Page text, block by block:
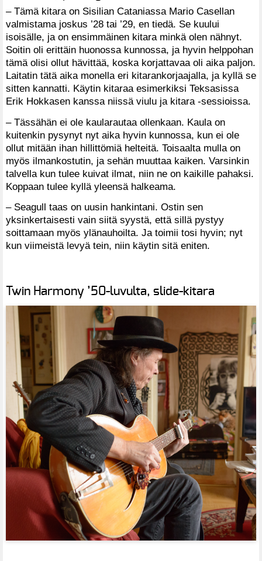
– Tämä kitara on Sisilian Cataniassa Mario Casellan
valmistama joskus ’28 tai ’29, en tiedä. Se kuului
isoisälle, ja on ensimmäinen kitara minkä olen nähnyt.
Soitin oli erittäin huonossa kunnossa, ja hyvin helppohan
tämä olisi ollut hävittää, koska korjattavaa oli aika paljon.
Laitatin tätä aika monella eri kitarankorjaajalla, ja kyllä se
sitten kannatti. Käytin kitaraa esimerkiksi Teksasissa
Erik Hokkasen kanssa niissä viulu ja kitara -sessioissa.
– Tässähän ei ole kaularautaa ollenkaan. Kaula on
kuitenkin pysynyt nyt aika hyvin kunnossa, kun ei ole
ollut mitään ihan hillittömiä helteitä. Toisaalta mulla on
myös ilmankostutin, ja sehän muuttaa kaiken. Varsinkin
talvella kun tulee kuivat ilmat, niin ne on kaikille pahaksi.
Koppaan tulee kyllä yleensä halkeama.
– Seagull taas on uusin hankintani. Ostin sen
yksinkertaisesti vain siitä syystä, että sillä pystyy
soittamaan myös ylänauhoilta. Ja toimii tosi hyvin; nyt
kun viimeistä levyä tein, niin käytin sitä eniten.
Twin Harmony ’50-luvulta, slide-kitara